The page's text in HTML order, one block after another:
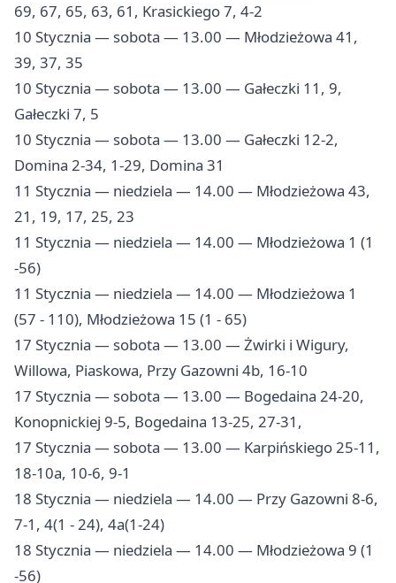
69, 67, 65, 63, 61, Krasickiego 7, 4-2
10 Stycznia — sobota — 13.00 — Młodzieżowa 41,
39, 37, 35
10 Stycznia — sobota — 13.00 — Gałeczki 11, 9,
Gałeczki 7, 5
10 Stycznia — sobota — 13.00 — Gałeczki 12-2,
Domina 2-34, 1-29, Domina 31
11 Stycznia — niedziela — 14.00 — Młodzieżowa 43,
21, 19, 17, 25, 23
11 Stycznia — niedziela — 14.00 — Młodzieżowa 1 (1
-56)
11 Stycznia — niedziela — 14.00 — Młodzieżowa 1
(57 - 110), Młodzieżowa 15 (1 - 65)
17 Stycznia — sobota — 13.00 — Żwirki i Wigury,
Willowa, Piaskowa, Przy Gazowni 4b, 16-10
17 Stycznia — sobota — 13.00 — Bogedaina 24-20,
Konopnickiej 9-5, Bogedaina 13-25, 27-31,
17 Stycznia — sobota — 13.00 — Karpińskiego 25-11,
18-10a, 10-6, 9-1
18 Stycznia — niedziela — 14.00 — Przy Gazowni 8-6,
7-1, 4(1 - 24), 4a(1-24)
18 Stycznia — niedziela — 14.00 — Młodzieżowa 9 (1
-56)